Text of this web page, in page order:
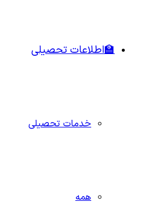
🏫اطلاعات تحصیلی
خدمات تحصیلی
همه